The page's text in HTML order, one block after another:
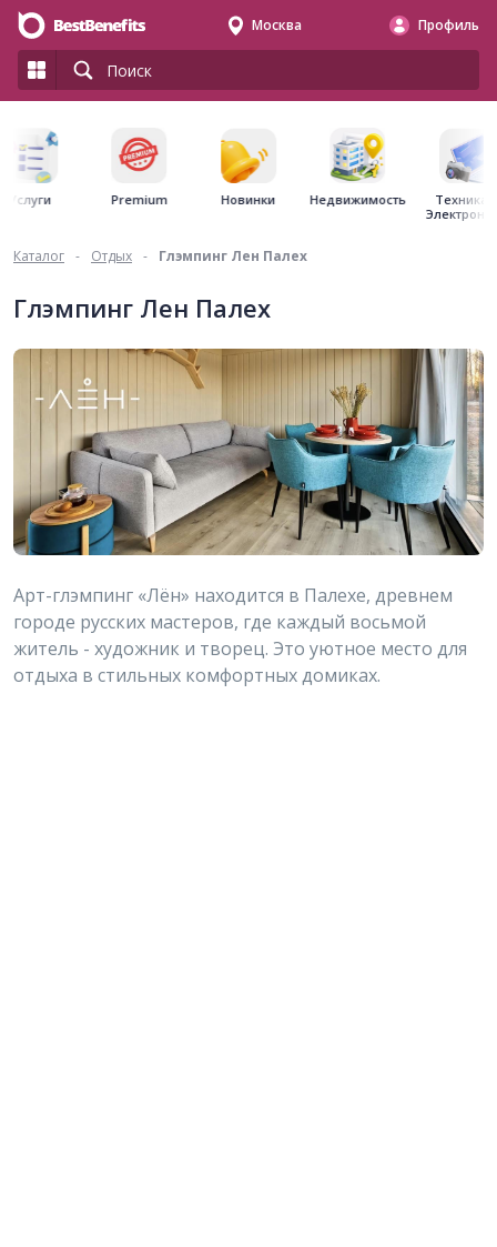
Москва Профиль
Услуги Premium Новинки Недвижимость
Техника
Каталог - Отдых - Глэмпинг Лен Палех
Глэмпинг Лен Палех
Арт-глэмпинг «Лён» находится в Палехе, древнем
городе русских мастеров, где каждый восьмой
житель - художник и творец. Это уютное место для
отдыха в стильных комфортных домиках.